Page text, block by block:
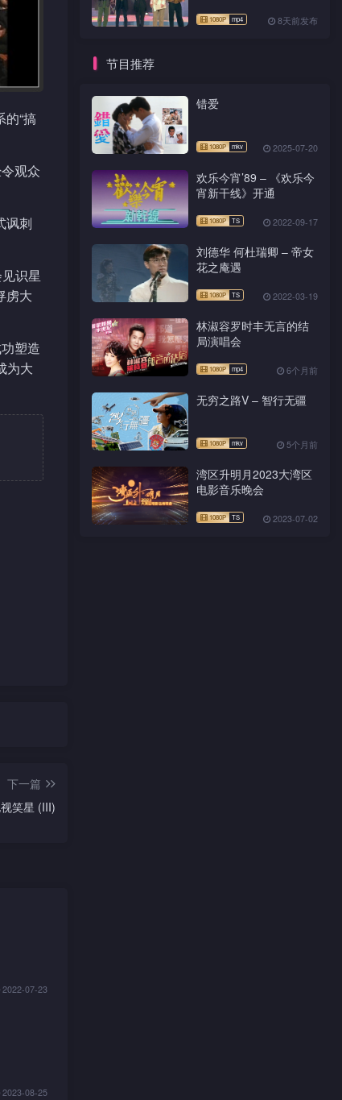
的“搞
观众
讽刺
识星
虏大
塑造
为大
下一篇
笑星 (III)
2022-07-23
2023-08-25
8天前发布
节目推荐
错爱
2025-07-20
欢乐今宵’89 – 《欢乐今
宵新干线》开通
2022-09-17
刘德华 何杜瑞卿 – 帝女
花之庵遇
2022-03-19
林淑容罗时丰无言的结
局演唱会
6个月前
无穷之路V – 智行无疆
5个月前
湾区升明月2023大湾区
电影音乐晚会
2023-07-02